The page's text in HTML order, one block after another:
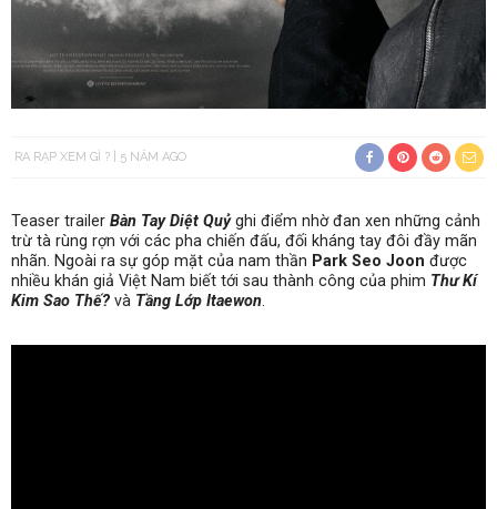
RA RẠP XEM GÌ ? 5 NĂM AGO
Teaser trailer Bàn Tay Diệt Quỷghi điểm nhờ đan xen những cảnh
trừ tà rùng rợn với các pha chiến đấu, đối kháng tay đôi đầy mãn
nhãn. Ngoài ra sự góp mặt của nam thần Park Seo Joon được
nhiều khán giả Việt Nam biết tới sau thành công của phim Thư Kí
Kim Sao Thế? và Tầng Lớp Itaewon.